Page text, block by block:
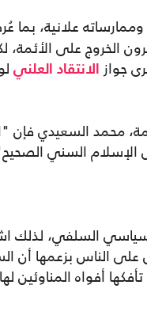
وممارساته علانية،
الخروج على الأئمة،
جواز
الانتقاد العلني
محمد السعيدي فإن
الإسلام السني
السلفي، لذلك
على الناس بزعمها أن
أفواه المناوئين